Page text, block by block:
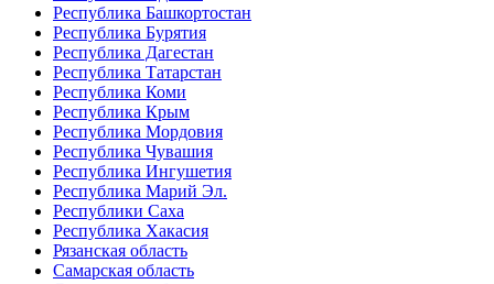
Республика Башкортостан
Республика Бурятия
Республика Дагестан
Республика Татарстан
Республика Коми
Республика Крым
Республика Мордовия
Республика Чувашия
Республика Ингушетия
Республика Марий Эл.
Республики Саха
Республика Хакасия
Рязанская область
Самарская область